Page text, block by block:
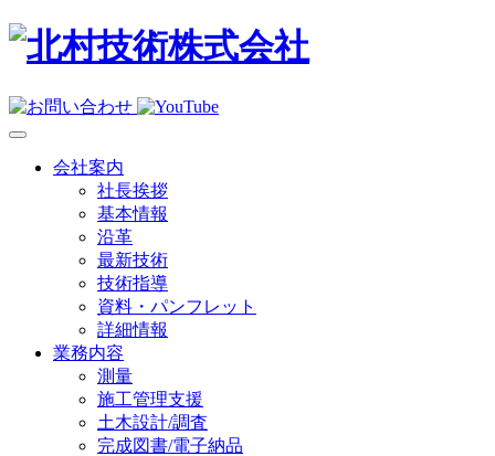
会社案内
社長挨拶
基本情報
沿革
最新技術
技術指導
資料・パンフレット
詳細情報
業務内容
測量
施工管理支援
土木設計/調査
完成図書/電子納品